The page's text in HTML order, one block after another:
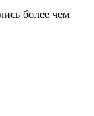
более чем